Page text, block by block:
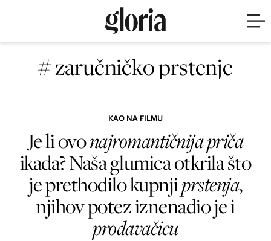
# zaručničko prstenje
KAO NA FILMU
Je li ovonajromantičnija priča
ikada? Naša glumica otkrila što
je prethodilo kupnjiprstenja,
njihov potez iznenadio jei
prodavačicu